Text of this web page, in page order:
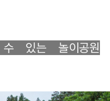
있는 놀이공원